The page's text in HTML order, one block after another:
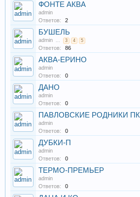
ФОНТЕ АКВА
admin
Ответов:
2
БУШЕЛЬ
admin ... 3 4 5
Ответов: 86
АКВА-ЕРИНО
admin
Ответов:
0
ДАНО
admin
Ответов:
0
ПАВЛОВСКИЕ РОДНИКИ ПК
admin
Ответов:
0
ДУБКИ-П
admin
Ответов:
0
ТЕРМО-ПРЕМЬЕР
admin
Ответов:
0